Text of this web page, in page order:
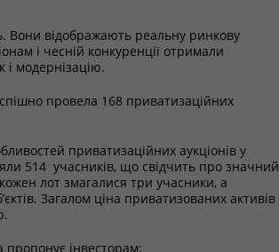
відображають реальну ринкову
і чесній конкуренції отримали
і модернізацію.
провела 168 приватизаційних
приватизаційних аукціонів у
514 учасників, що свідчить про значний
лот змагалися три учасники, а
Загалом ціна приватизованих активів
інвесторам: